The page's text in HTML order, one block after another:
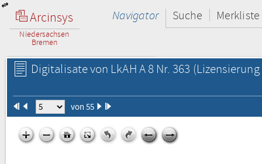
Arcinsys
Niedersachsen
Bremen
Navigator Suche Merkliste
Digitalisate von LkAH A 8 Nr. 363
von 55